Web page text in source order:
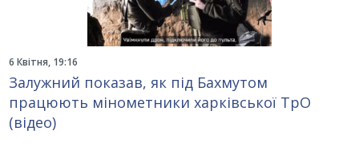
6 Квітня, 19:16
Залужний показав, як під Бахмутом
працюють мінометники харківської ТрО
(відео)